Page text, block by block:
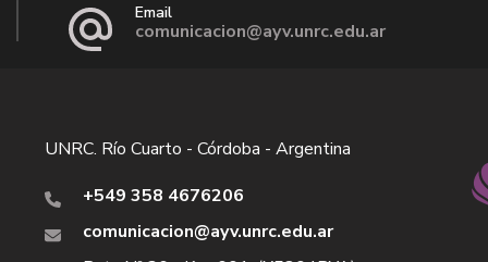
Email
comunicacion@ayv.unrc.edu.ar
UNRC. Río Cuarto - Córdoba - Argentina
+549 358 4676206
comunicacion@ayv.unrc.edu.ar